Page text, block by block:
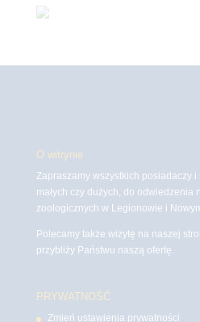
O witrynie
Zapraszamy wszystkich posiadaczy
małych czy dużych, do odwiedzenia
zoologicznych w Legionowie i
Polecamy także wizytę na naszej
przybliży Państwu naszą ofertę.
PRYWATNOŚĆ
Zmień ustawienia prywatności